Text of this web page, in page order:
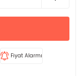
Fiyat Alarmı